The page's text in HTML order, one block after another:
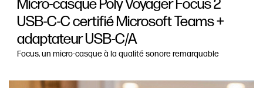
Micro-casque Poly Voyager Focus 2
USB-C-C certifié Microsoft Teams +
adaptateur USB-C/A
Focus, un micro-casque à la qualité sonore remarquable